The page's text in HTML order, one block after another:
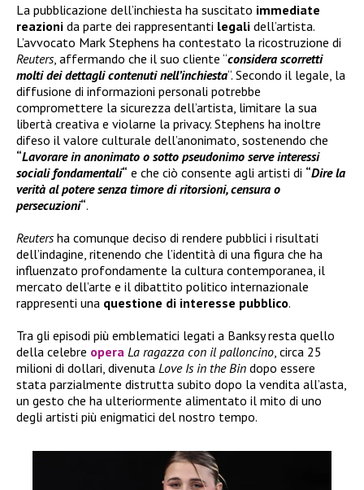
La pubblicazione dell’inchiesta ha suscitato immediate
reazioni da parte dei rappresentanti legali dell’artista.
L’avvocato Mark Stephens ha contestato la ricostruzione di
Reuters, affermando che il suo cliente “considera scorretti
molti dei dettagli contenuti nell’inchiesta“. Secondo il legale, la
diffusione di informazioni personali potrebbe
compromettere la sicurezza dell’artista, limitare la sua
libertà creativa e violarne la privacy. Stephens ha inoltre
difeso il valore culturale dell’anonimato, sostenendo che
“Lavorare in anonimato o sotto pseudonimo serve interessi
sociali fondamentali“ e che ciò consente agli artisti di “Dire la
verità al potere senza timore di ritorsioni, censura o
persecuzioni“.
Reutersha comunque deciso di rendere pubblici i risultati
dell’indagine, ritenendo che l’identità di una figura che ha
influenzato profondamente la cultura contemporanea, il
mercato dell’arte e il dibattito politico internazionale
rappresenti una questione di interesse pubblico.
Tra gli episodi più emblematici legati a Banksy resta quello
della celebre opera La ragazza con il palloncino , circa 25
milioni di dollari, divenuta Love Is in the Bin dopo essere
stata parzialmente distrutta subito dopo la vendita all’asta,
un gesto che ha ulteriormente alimentato il mito di uno
degli artisti più enigmatici del nostro tempo.